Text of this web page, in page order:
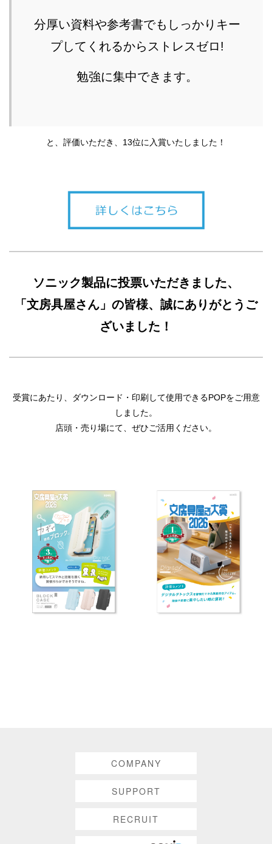
分厚い資料や参考書でもしっかりキー
プしてくれるからストレスゼロ!
勉強に集中できます。
と、評価いただき、13位に入賞いたしました！
ソニック製品に投票いただきました、
「文房具屋さん」の皆様、誠にありがとうご
ざいました！
受賞にあたり、ダウンロード・印刷して使用できるPOPをご用意
しました。
店頭・売り場にて、ぜひご活用ください。
COMPANY
SUPPORT
RECRUIT